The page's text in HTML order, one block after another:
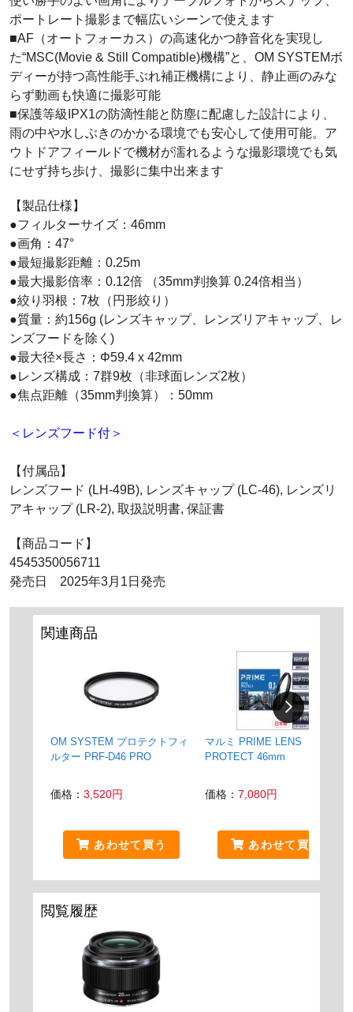
ポートレート撮影まで幅広いシーンで使えます
■AF（オートフォーカス）の高速化かつ静音化を実現し
た“MSC(Movie & Still Compatible)機構”と、OM SYSTEMボ
ディーが持つ高性能手ぶれ補正機構により、静止画のみな
らず動画も快適に撮影可能
■保護等級IPX1の防滴性能と防塵に配慮した設計により、
雨の中や水しぶきのかかる環境でも安心して使用可能。ア
ウトドアフィールドで機材が濡れるような撮影環境でも気
にせず持ち歩け、撮影に集中出来ます
【製品仕様】
●フィルターサイズ：46mm
●画角：47°
●最短撮影距離：0.25m
●最大撮影倍率：0.12倍 （35mm判換算 0.24倍相当）
●絞り羽根：7枚（円形絞り）
●質量：約156g (レンズキャップ、レンズリアキャップ、レ
ンズフードを除く)
●最大径×長さ：Φ59.4 x 42mm
●レンズ構成：7群9枚（非球面レンズ2枚）
●焦点距離（35mm判換算）：50mm
＜レンズフード付＞
【付属品】
レンズフード (LH-49B), レンズキャップ (LC-46), レンズリ
アキャップ (LR-2), 取扱説明書, 保証書
【商品コード】
4545350056711
発売日 2025年3月1日発売
関連商品
OM SYSTEM プロテクトフィ
ルター PRF-D46 PRO
価格： 3,520円
あわせて買う
マルミ PRIME LENS
PROTECT 46mm
価格： 7,080円
あわせて買う
閲覧履歴